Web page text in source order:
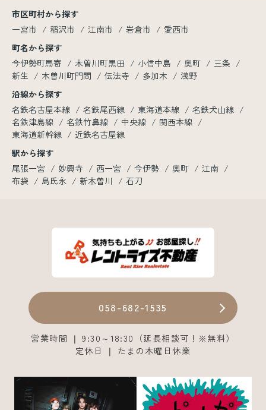
市区町村から探す
一宮市
稲沢市 江南市 岩倉市
愛西市
町名から探す
今伊勢町馬寄
木曽川町黒田 小信中島 奥町
三条
新生
木曽川町門間 伝法寺 多加木
浅野
沿線から探す
名鉄名古屋本線
名鉄尾西線 東海道本線
名鉄犬山線
名鉄津島線
名鉄竹鼻線 中央線
関西本線
東海道新幹線
近鉄名古屋線
駅から探す
尾張一宮
妙興寺 西一宮 今伊勢 奥町
江南
布袋
島氏永 新木曽川 石刀
058-682-1535
営業時間 ❘ 9:30～18:30（延長相談可！※無料）
定休日 ❘ たまの木曜日休業